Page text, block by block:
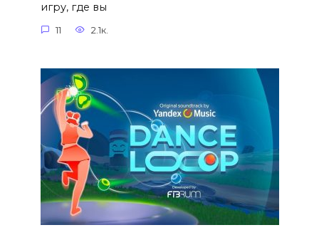
игру, где вы
11 2.1к.